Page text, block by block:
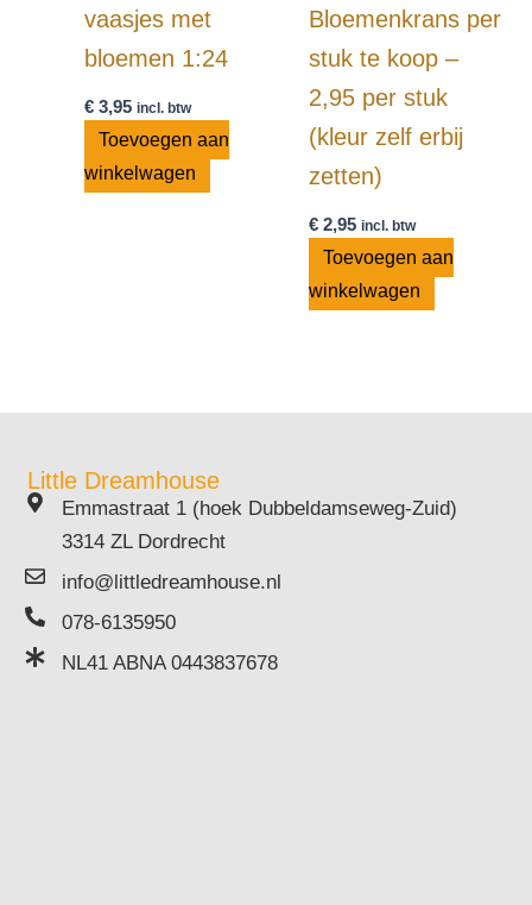
vaasjes met
bloemen 1:24
€ 3,95 incl. btw
Toevoegen aan
winkelwagen
Bloemenkrans per
stuk te koop –
2,95 per stuk
(kleur zelf erbij
zetten)
€2,95 incl. btw
Toevoegen aan
winkelwagen
Little Dreamhouse
Emmastraat 1 (hoek Dubbeldamseweg-Zuid)
3314 ZL Dordrecht
info@littledreamhouse.nl
078-6135950
NL41 ABNA 0443837678